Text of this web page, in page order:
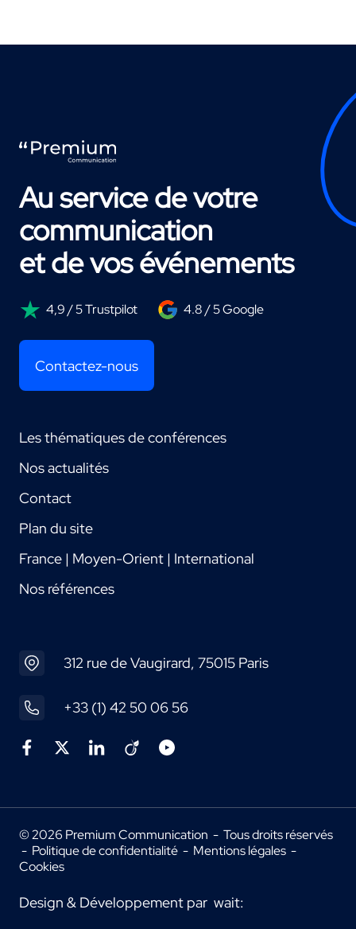
Au service de votre
communication
et de vos événements
4,9 / 5 Trustpilot 4.8 / 5 Google
Contactez-nous
Les thématiques de conférences
Nos actualités
Contact
Plan du site
France | Moyen-Orient | International
Nos références
312 rue de Vaugirard, 75015 Paris
+33 (1) 42 50 06 56
© 2026 Premium Communication - Tous droits réservés
- Politique de confidentialité - Mentions légales -
Cookies
Design & Développement par wait: